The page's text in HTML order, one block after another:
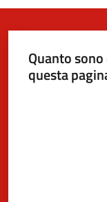
Quanto
questa